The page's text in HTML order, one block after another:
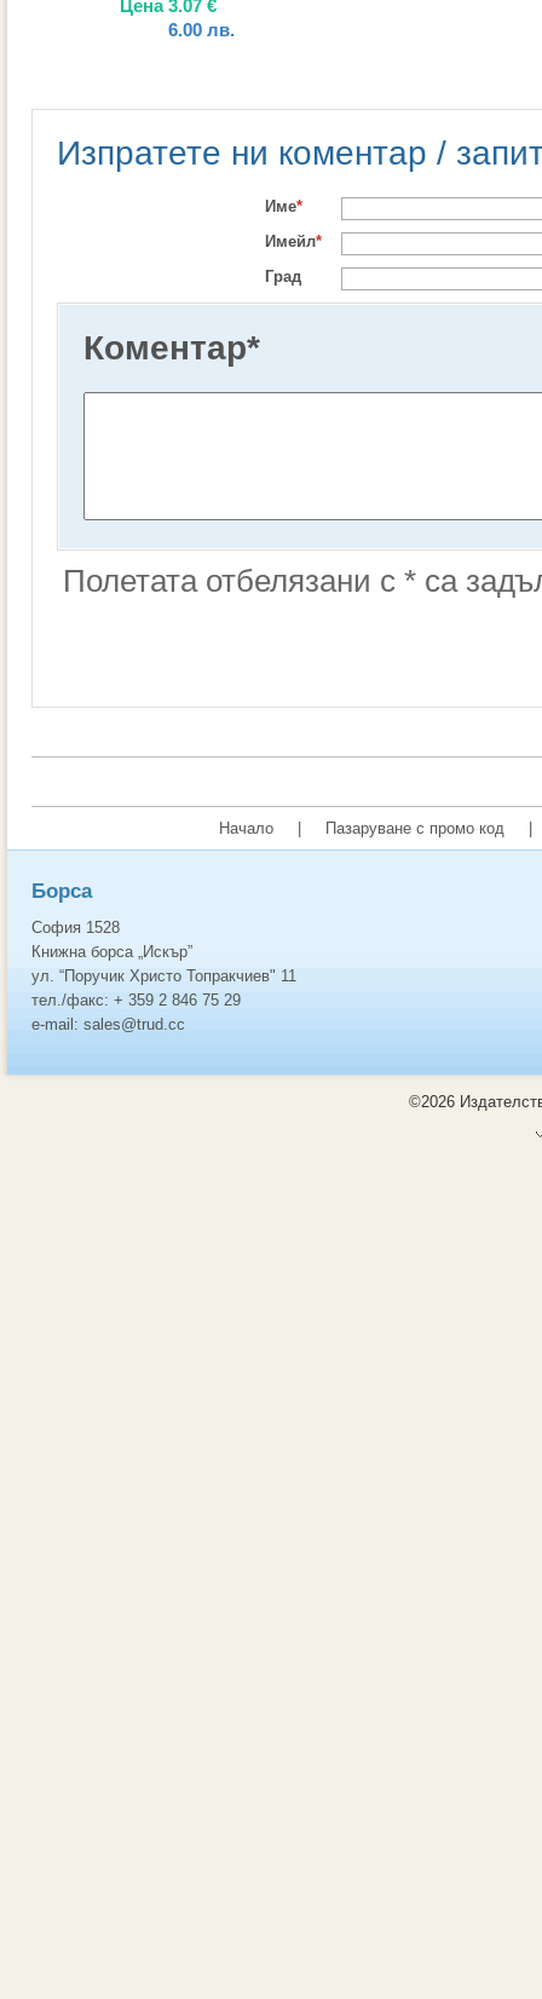
Цена3.07 €
6.00 лв.
Изпратете ни коментар /
Име*
Имейл*
Град
Коментар*
Полетата отбелязани с * са
Начало Пазаруване с промо код
Борса
София 1528
Книжна борса „Искър”
ул. “Поручик Христо Топракчиев" 11
тел./факс: + 359 2 846 75 29
e-mail: sales@trud.cc
©2026